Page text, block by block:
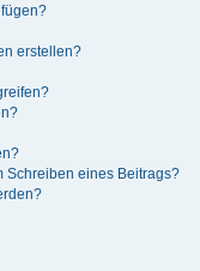
erstellen?
Schreiben eines Beitrags?